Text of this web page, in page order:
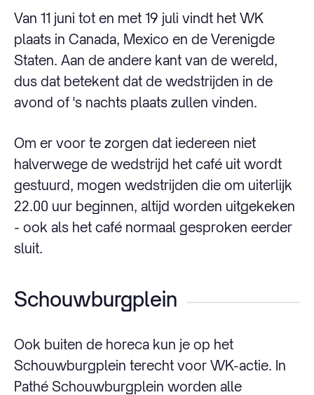
Van 11 juni tot en met 19 juli vindt het WK
plaats in Canada, Mexico en de Verenigde
Staten. Aan de andere kant van de wereld,
dus dat betekent dat de wedstrijden in de
avond of 's nachts plaats zullen vinden.
Om er voor te zorgen dat iedereen niet
halverwege de wedstrijd het café uit wordt
gestuurd, mogen wedstrijden die om uiterlijk
22.00 uur beginnen, altijd worden uitgekeken
- ook als het café normaal gesproken eerder
sluit.
Schouwburgplein
Ook buiten de horeca kun je op het
Schouwburgplein terecht voor WK-actie. In
Pathé Schouwburgplein worden alle